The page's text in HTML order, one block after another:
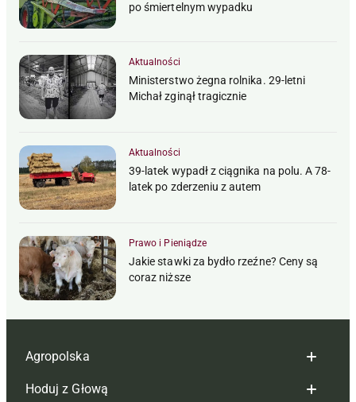
po śmiertelnym wypadku
Aktualności
Ministerstwo żegna rolnika. 29-letni
Michał zginął tragicznie
Aktualności
39-latek wypadł z ciągnika na polu. A 78-
latek po zderzeniu z autem
Prawo i Pieniądze
Jakie stawki za bydło rzeźne? Ceny są
coraz niższe
Agropolska
Redakcja
Hoduj z Głową